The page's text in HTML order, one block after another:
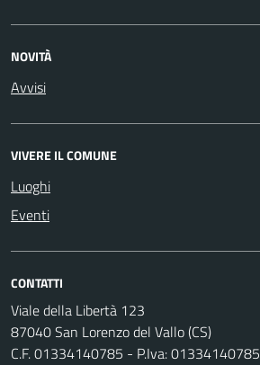
NOVITÀ
Avvisi
VIVERE IL COMUNE
Luoghi
Eventi
CONTATTI
Viale della Libertà 123
87040 San Lorenzo del Vallo (CS)
C.F. 01334140785 - P.Iva: 01334140785